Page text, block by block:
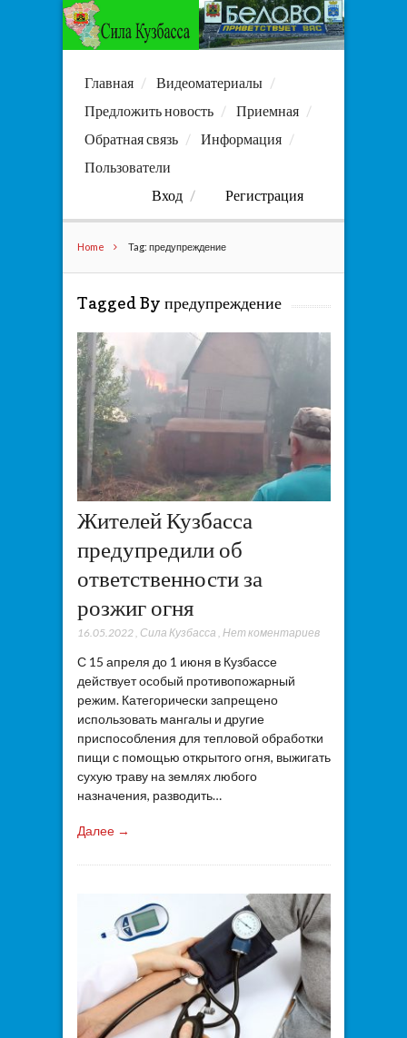
Главная
Видеоматериалы
Предложить новость
Приемная
Обратная связь
Информация
Пользователи
Вход
Регистрация
Home Tag: предупреждение
Tagged By предупреждение
Жителей Кузбасса
предупредили об
ответственности за
розжиг огня
16.05.2022, Сила Кузбасса Нет коментариев
С 15 апреля до 1 июня в Кузбассе
действует особый противопожарный
режим. Категорически запрещено
использовать мангалы и другие
приспособления для тепловой обработки
пищи с помощью открытого огня, выжигать
сухую траву на землях любого
назначения, разводить…
Далее →